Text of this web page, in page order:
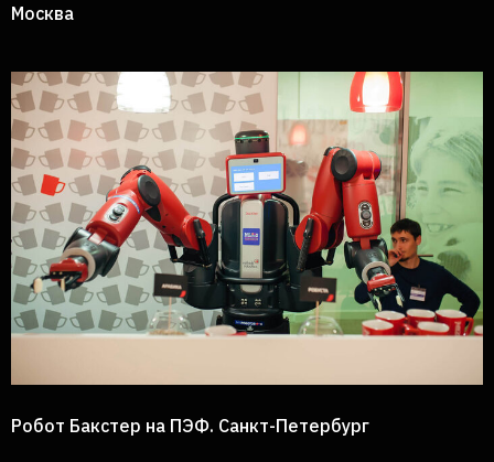
Москва
Робот Бакстер на ПЭФ. Санкт-Петербург